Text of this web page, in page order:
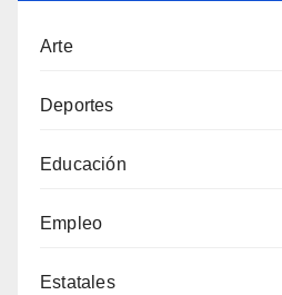
Arte
Deportes
Educación
Empleo
Estatales